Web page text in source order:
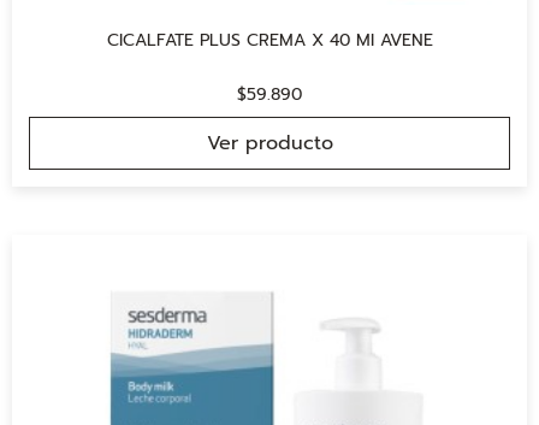
CICALFATE PLUS CREMA X 40 MI AVENE
$59.890
Ver producto